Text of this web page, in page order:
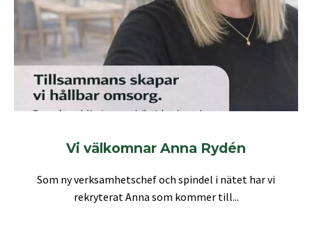
Vi välkomnar Anna Rydén
Som ny verksamhetschef och spindel i nätet har vi
rekryterat Anna som kommer till...